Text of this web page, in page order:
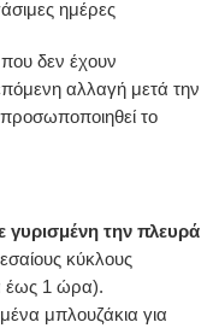
ημέρες
δεν έχουν
αλλαγή μετά την
το
γυρισμένη την πλευρά
κύκλους
έως 1 ώρα).
μπλουζάκια για